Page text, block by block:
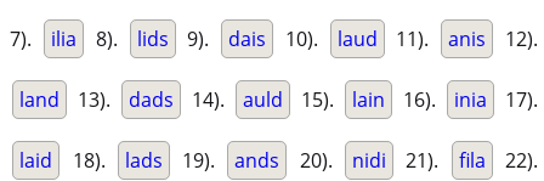
7). ilia 8). lids 9). dais 10). laud 11). anis 12).
land 13). dads 14). auld 15). lain 16). inia 17).
laid 18). lads 19). ands 20). nidi 21). fila 22).